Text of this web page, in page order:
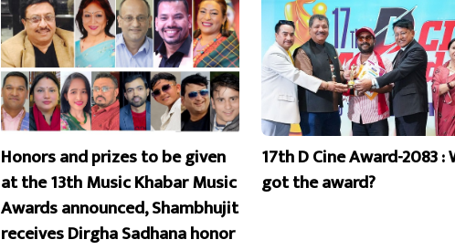
Honors and prizes to be given
at the 13th Music Khabar Music
Awards announced, Shambhujit
receives Dirgha Sadhana honor
17th D Cine Award-2083 :
got the award?